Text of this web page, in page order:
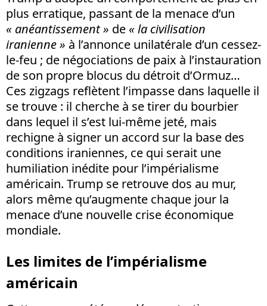
plus erratique, passant de la menace d’un
« anéantissement » de « la civilisation
iranienne » à l’annonce unilatérale d’un cessez-
le-feu ; de négociations de paix à l’instauration
de son propre blocus du détroit d’Ormuz…
Ces zigzags reflètent l’impasse dans laquelle il
se trouve : il cherche à se tirer du bourbier
dans lequel il s’est lui-même jeté, mais
rechigne à signer un accord sur la base des
conditions iraniennes, ce qui serait une
humiliation inédite pour l’impérialisme
américain. Trump se retrouve dos au mur,
alors même qu’augmente chaque jour la
menace d’une nouvelle crise économique
mondiale.
Les limites de l’impérialisme
américain